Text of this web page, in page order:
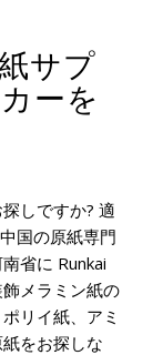
サプ
ーを
しですか? 適
国の原紙専門
省に Runkai
メラミン紙の
リイ紙、アミ
をお探しな